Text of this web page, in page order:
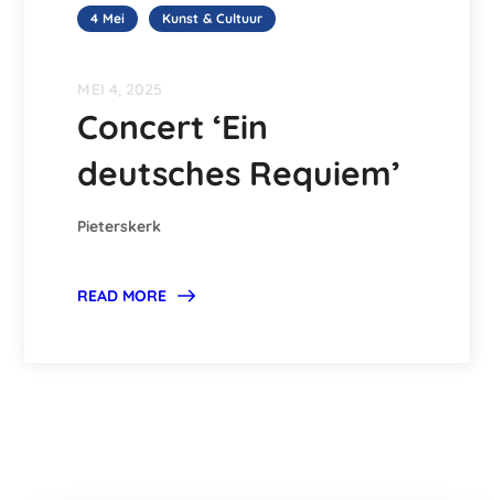
4 Mei Kunst & Cultuur
MEI 4, 2025
Concert ‘Ein
deutsches Requiem’
Pieterskerk
READ MORE